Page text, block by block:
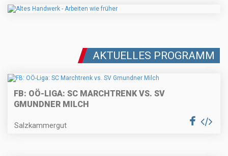
AKTUELLES PROGRAMM
FB: OÖ-LIGA: SC MARCHTRENK VS. SV
GMUNDNER MILCH
Salzkammergut